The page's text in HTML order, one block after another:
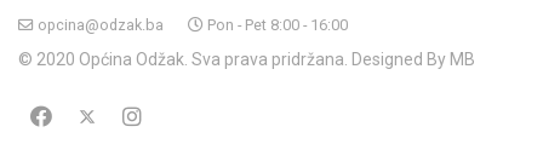
opcina@odzak.ba
Pon - Pet 8:00 - 16:00
© 2020 Općina Odžak. Sva prava pridržana. Designed By MB